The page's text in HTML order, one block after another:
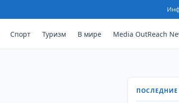
Спорт Туризм В мире Media OutReach